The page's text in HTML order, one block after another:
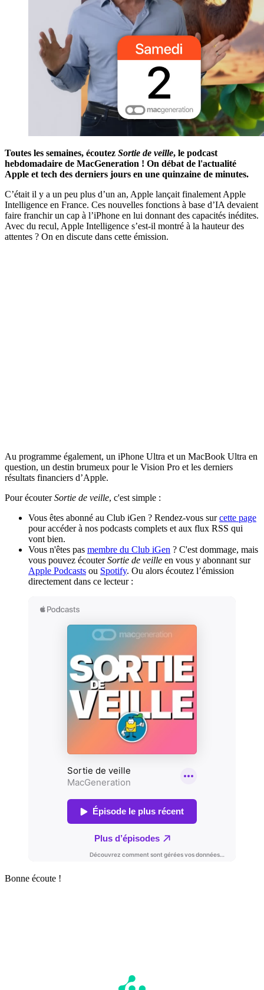
Toutes les semaines, écoutez Sortie de veille, le podcast
hebdomadaire de MacGeneration ! On débat de l'actualité
Apple et tech des derniers jours en une quinzaine de minutes.
C’était il y a un peu plus d’un an, Apple lançait finalement Apple
Intelligence en France. Ces nouvelles fonctions à base d’IA devaient
faire franchir un cap à l’iPhone en lui donnant des capacités inédites.
Avec du recul, Apple Intelligence s’est-il montré à la hauteur des
attentes ? On en discute dans cette émission.
Au programme également, un iPhone Ultra et un MacBook Ultra en
question, un destin brumeux pour le Vision Pro et les derniers
résultats financiers d’Apple.
Pour écouterSortie de veille, c'est simple :
Vous êtes abonné au Club iGen ? Rendez-vous surcette page
pour accéder à nos podcasts complets et aux flux RSS qui
vont bien.
Vous n'êtes pas membre du Club iGen ? C'est dommage, mais
vous pouvez écouterSortie de veille en vous y abonnant sur
Apple Podcasts ou Spotify. Ou alors écoutez l’émission
directement dans ce lecteur :
Bonne écoute !